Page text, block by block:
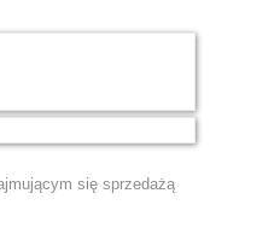
się sprzedażą